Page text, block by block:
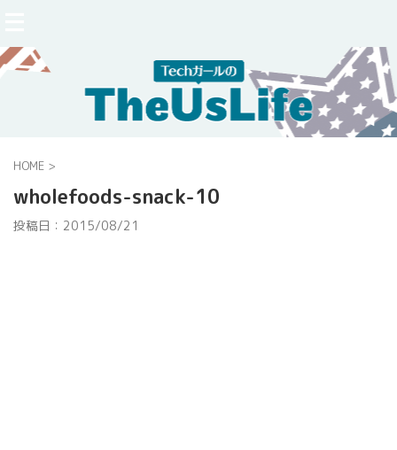
HOME >
wholefoods-snack-10
投稿日： 2015/08/21